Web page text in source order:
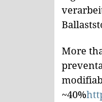
More
~40%